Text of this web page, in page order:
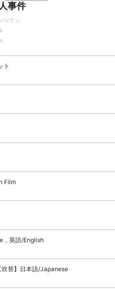
事件
ジケン
ト
Film
，英語/English
替】日本語/Japanese